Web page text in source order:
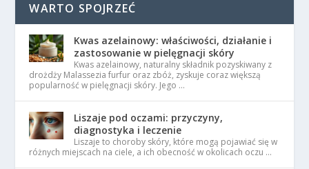
WARTO SPOJRZEĆ
Kwas azelainowy: właściwości, działanie i
zastosowanie w pielęgnacji skóry
Kwas azelainowy, naturalny składnik pozyskiwany z
drożdży Malassezia furfur oraz zbóż, zyskuje coraz większą
popularność w pielęgnacji skóry. Jego …
Liszaje pod oczami: przyczyny,
diagnostyka i leczenie
Liszaje to choroby skóry, które mogą pojawiać się w
różnych miejscach na ciele, a ich obecność w okolicach oczu …